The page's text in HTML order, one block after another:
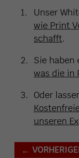
Unser
wie Print
schafft.
Sie haben
was die in
Oder
unseren
←